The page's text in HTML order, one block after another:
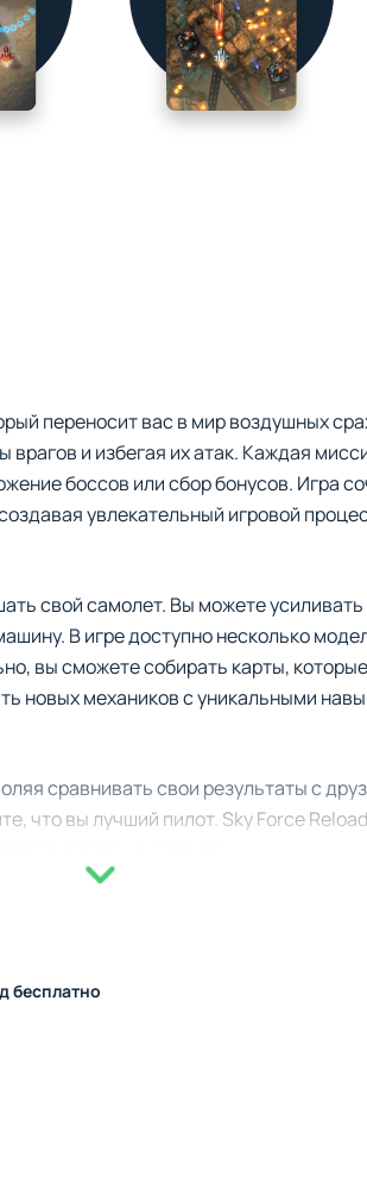
переносит вас в мир воздушных
и избегая их атак. Каждая
боссов или сбор бонусов. Игра
увлекательный игровой
свой самолет. Вы можете
В игре доступно несколько
вы сможете собирать карты,
новых механиков с уникальными
сравнивать свои результаты с
что вы лучший пилот. Sky Force
бесплатно